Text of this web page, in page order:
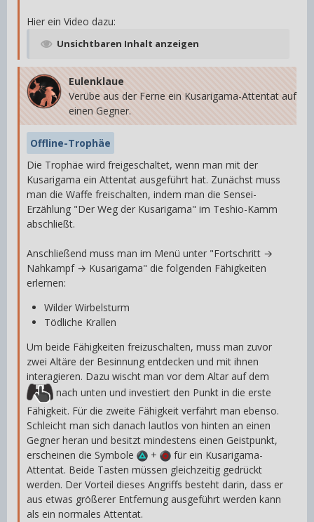
Hier ein Video dazu:
Unsichtbaren Inhalt anzeigen
Eulenklaue
Verübe aus der Ferne ein Kusarigama-Attentat auf
einen Gegner.
Offline-Trophäe
Die Trophäe wird freigeschaltet, wenn man mit der
Kusarigama ein Attentat ausgeführt hat. Zunächst muss
man die Waffe freischalten, indem man die Sensei-
Erzählung "Der Weg der Kusarigama" im Teshio-Kamm
abschließt.
Anschließend muss man im Menü unter "Fortschritt →
Nahkampf → Kusarigama" die folgenden Fähigkeiten
erlernen:
Wilder Wirbelsturm
Tödliche Krallen
Um beide Fähigkeiten freizuschalten, muss man zuvor
zwei Altäre der Besinnung entdecken und mit ihnen
interagieren. Dazu wischt man vor dem Altar auf dem
nach unten und investiert den Punkt in die erste
Fähigkeit. Für die zweite Fähigkeit verfährt man ebenso.
Schleicht man sich danach lautlos von hinten an einen
Gegner heran und besitzt mindestens einen Geistpunkt,
erscheinen die Symbole
+
für ein Kusarigama-
Attentat. Beide Tasten müssen gleichzeitig gedrückt
werden. Der Vorteil dieses Angriffs besteht darin, dass er
aus etwas größerer Entfernung ausgeführt werden kann
als ein normales Attentat.